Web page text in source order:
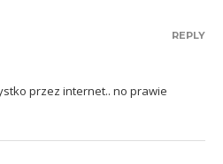
przez internet.. no prawie
REPLY